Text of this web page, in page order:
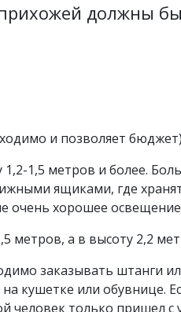
должны
и позволяет
1,5 метров и более.
ящиками, где
очень хорошее
метров, а в высоту 2,2
заказывать штанги
кушетке или
человек только пришел